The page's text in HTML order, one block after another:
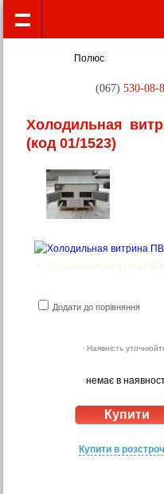
(067) 530-08-
Холодильная
(код 01/1523)
Холодильная витрина
Додати до порівняння
Наявність
немає в
Купити в